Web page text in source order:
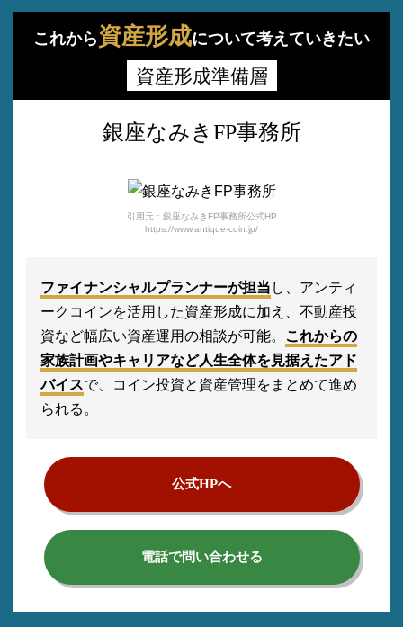
これから資産形成について考えていきたい
資産形成準備層
銀座なみきFP事務所
引用元：銀座なみきFP事務所公式HP
https://www.antique-coin.jp/
ファイナンシャルプランナーが担当 し、アンティ
ークコインを活用した資産形成に加え、不動産投
資など幅広い資産運用の相談が可能。
これからの
家族計画やキャリアなど人生全体を見据えたアド
バイスで、コイン投資と資産管理をまとめて進め
られる。
公式HPへ
電話で問い合わせる